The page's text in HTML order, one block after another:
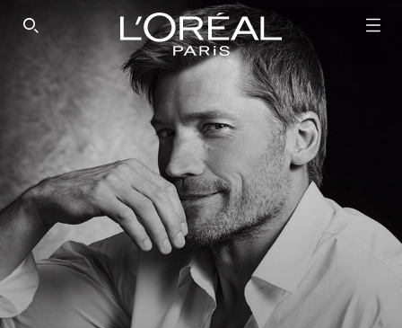
SEARCH THIS SITE